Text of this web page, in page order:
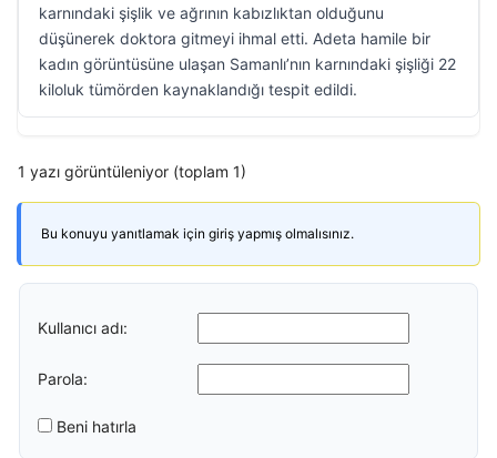
karnındaki şişlik ve ağrının kabızlıktan olduğunu
düşünerek doktora gitmeyi ihmal etti. Adeta hamile bir
kadın görüntüsüne ulaşan Samanlı’nın karnındaki şişliği 22
kiloluk tümörden kaynaklandığı tespit edildi.
1 yazı görüntüleniyor (toplam 1)
Bu konuyu yanıtlamak için giriş yapmış olmalısınız.
Kullanıcı adı:
Parola:
Beni hatırla